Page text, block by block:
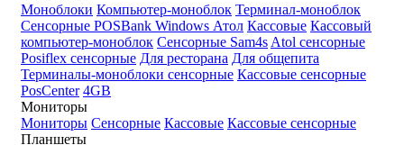
Моноблоки Компьютер-моноблок Терминал-моноблок
Сенсорные POSBank Windows Атол Кассовые Кассовый
компьютер-моноблок Сенсорные Sam4s Atol сенсорные
Posiflex сенсорные Для ресторана Для общепита
Терминалы-моноблоки сенсорные Кассовые сенсорные
PosCenter 4GB
Мониторы
Мониторы Сенсорные Кассовые Кассовые сенсорные
Планшеты